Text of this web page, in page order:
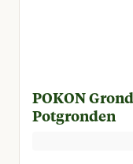
POKON
Potgronden